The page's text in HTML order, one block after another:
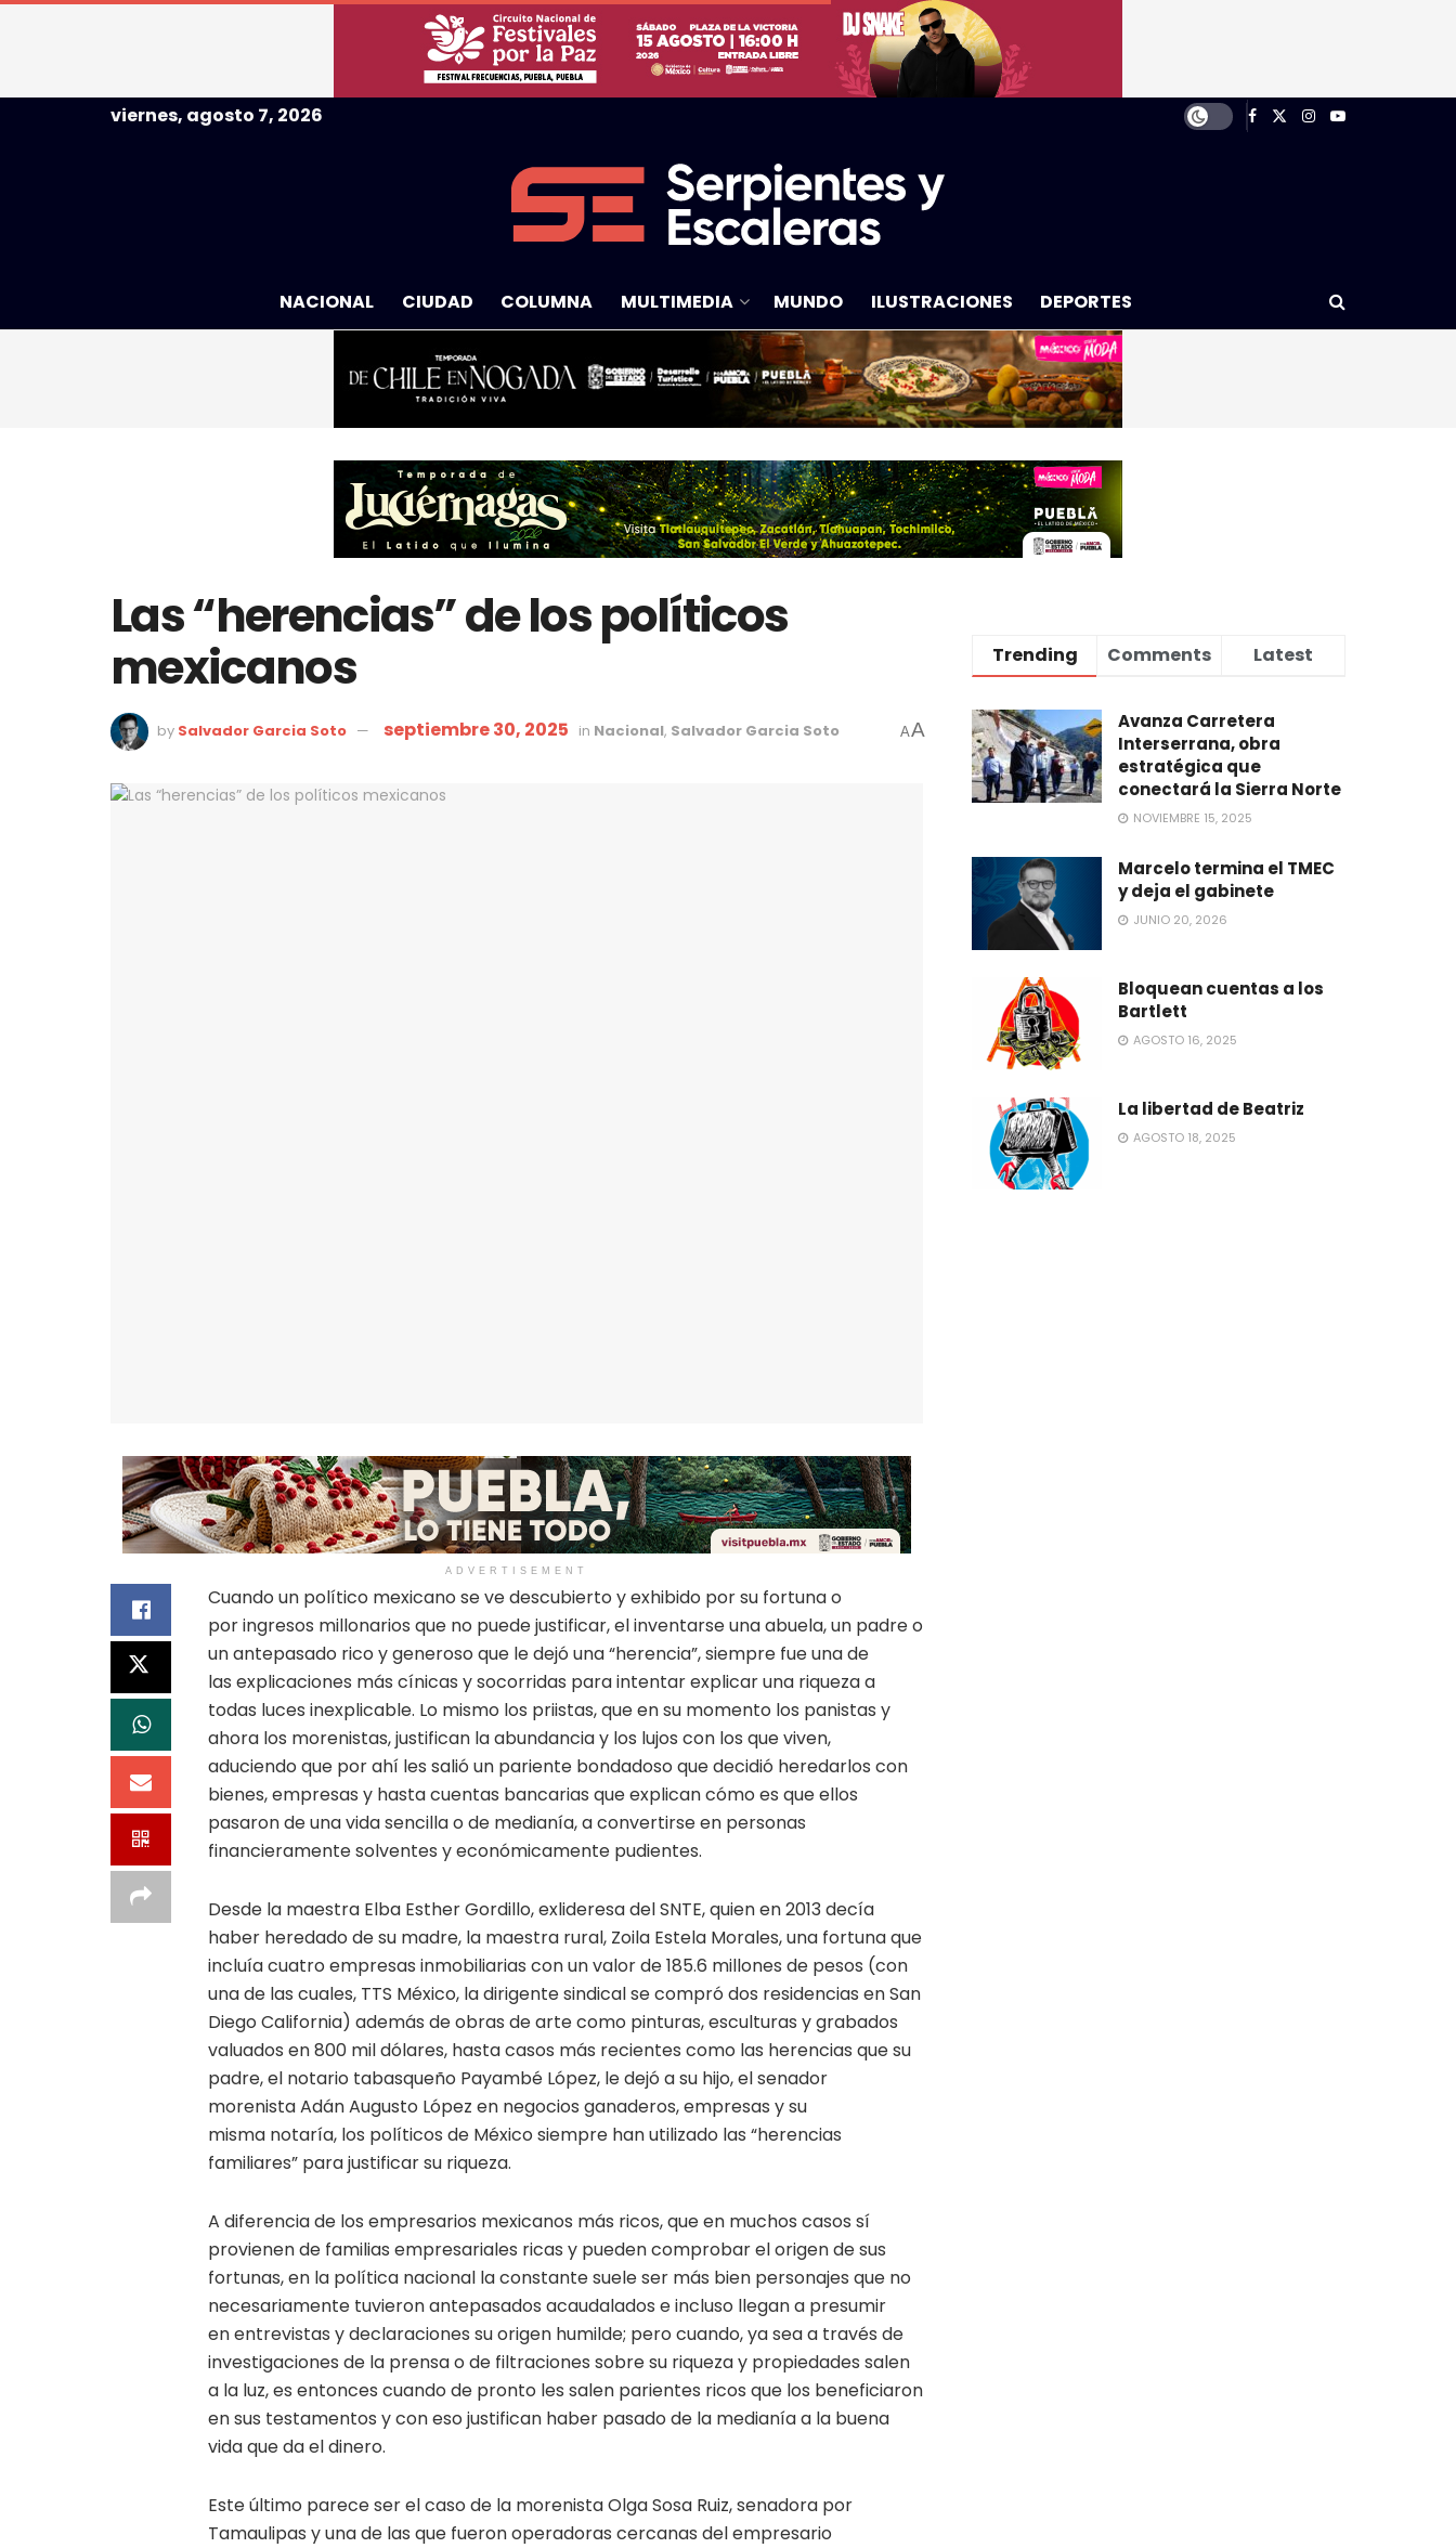
viernes, agosto 7, 2026
NACIONAL CIUDAD COLUMNA MULTIMEDIA MUNDO ILUSTRACIONES DEPORTES
Las “herencias” de los políticos
mexicanos
by Salvador Garcia Soto septiembre 30, 2025 in Nacional, Salvador Garcia Soto AA
ADVERTISEMENT
Cuando un político mexicano se ve descubierto y exhibido por su fortuna o
por ingresos millonarios que no puede justificar, el inventarse una abuela, un padre o
un antepasado rico y generoso que le dejó una “herencia”, siempre fue una de
las explicaciones más cínicas y socorridas para intentar explicar una riqueza a
todas luces inexplicable. Lo mismo los priistas, que en su momento los panistas y
ahora los morenistas, justifican la abundancia y los lujos con los que viven,
aduciendo que por ahí les salió un pariente bondadoso que decidió heredarlos con
bienes, empresas y hasta cuentas bancarias que explican cómo es que ellos
pasaron de una vida sencilla o de medianía, a convertirse en personas
financieramente solventes y económicamente pudientes.
Desde la maestra Elba Esther Gordillo, exlideresa del SNTE, quien en 2013 decía
haber heredado de su madre, la maestra rural, Zoila Estela Morales, una fortuna que
incluía cuatro empresas inmobiliarias con un valor de 185.6 millones de pesos (con
una de las cuales, TTS México, la dirigente sindical se compró dos residencias en San
Diego California) además de obras de arte como pinturas, esculturas y grabados
valuados en 800 mil dólares, hasta casos más recientes como las herencias que su
padre, el notario tabasqueño Payambé López, le dejó a su hijo, el senador
morenista Adán Augusto López en negocios ganaderos, empresas y su
misma notaría, los políticos de México siempre han utilizado las “herencias
familiares” para justificar su riqueza.
A diferencia de los empresarios mexicanos más ricos, que en muchos casos sí
provienen de familias empresariales ricas y pueden comprobar el origen de sus
fortunas, en la política nacional la constante suele ser más bien personajes que no
necesariamente tuvieron antepasados acaudalados e incluso llegan a presumir
en entrevistas y declaraciones su origen humilde; pero cuando, ya sea a través de
investigaciones de la prensa o de filtraciones sobre su riqueza y propiedades salen
a la luz, es entonces cuando de pronto les salen parientes ricos que los beneficiaron
en sus testamentos y con eso justifican haber pasado de la medianía a la buena
vida que da el dinero.
Este último parece ser el caso de la morenista Olga Sosa Ruiz, senadora por
Tamaulipas y una de las que fueron operadoras cercanas del empresario
Trending Comments Latest
Avanza Carretera
Interserrana, obra
estratégica que
conectará la Sierra Norte
NOVIEMBRE 15, 2025
Marcelo termina el TMEC
y deja el gabinete
JUNIO 20, 2026
Bloquean cuentas a los
Bartlett
AGOSTO 16, 2025
La libertad de Beatriz
AGOSTO 18, 2025